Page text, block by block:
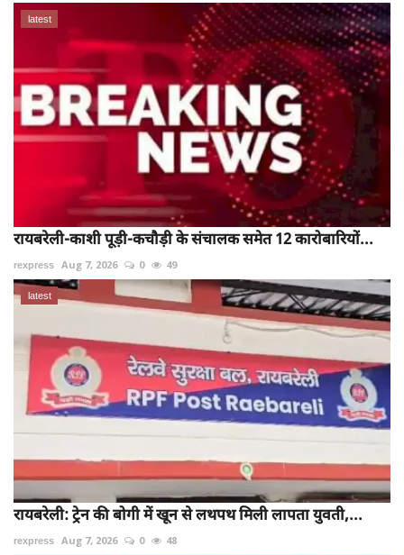
latest
रायबरेली-काशी पूड़ी-कचौड़ी के संचालक समेत 12 कारोबारियों...
rexpress Aug 7, 2026 0 49
latest
रायबरेली: ट्रेन की बोगी में खून से लथपथ मिली लापता युवती,...
rexpress Aug 7, 2026 0 48